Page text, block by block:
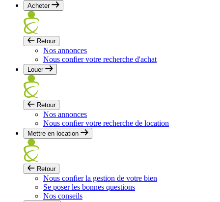
Acheter
Retour
Nos annonces
Nous confier votre recherche d'achat
Louer
Retour
Nos annonces
Nous confier votre recherche de location
Mettre en location
Retour
Nous confier la gestion de votre bien
Se poser les bonnes questions
Nos conseils